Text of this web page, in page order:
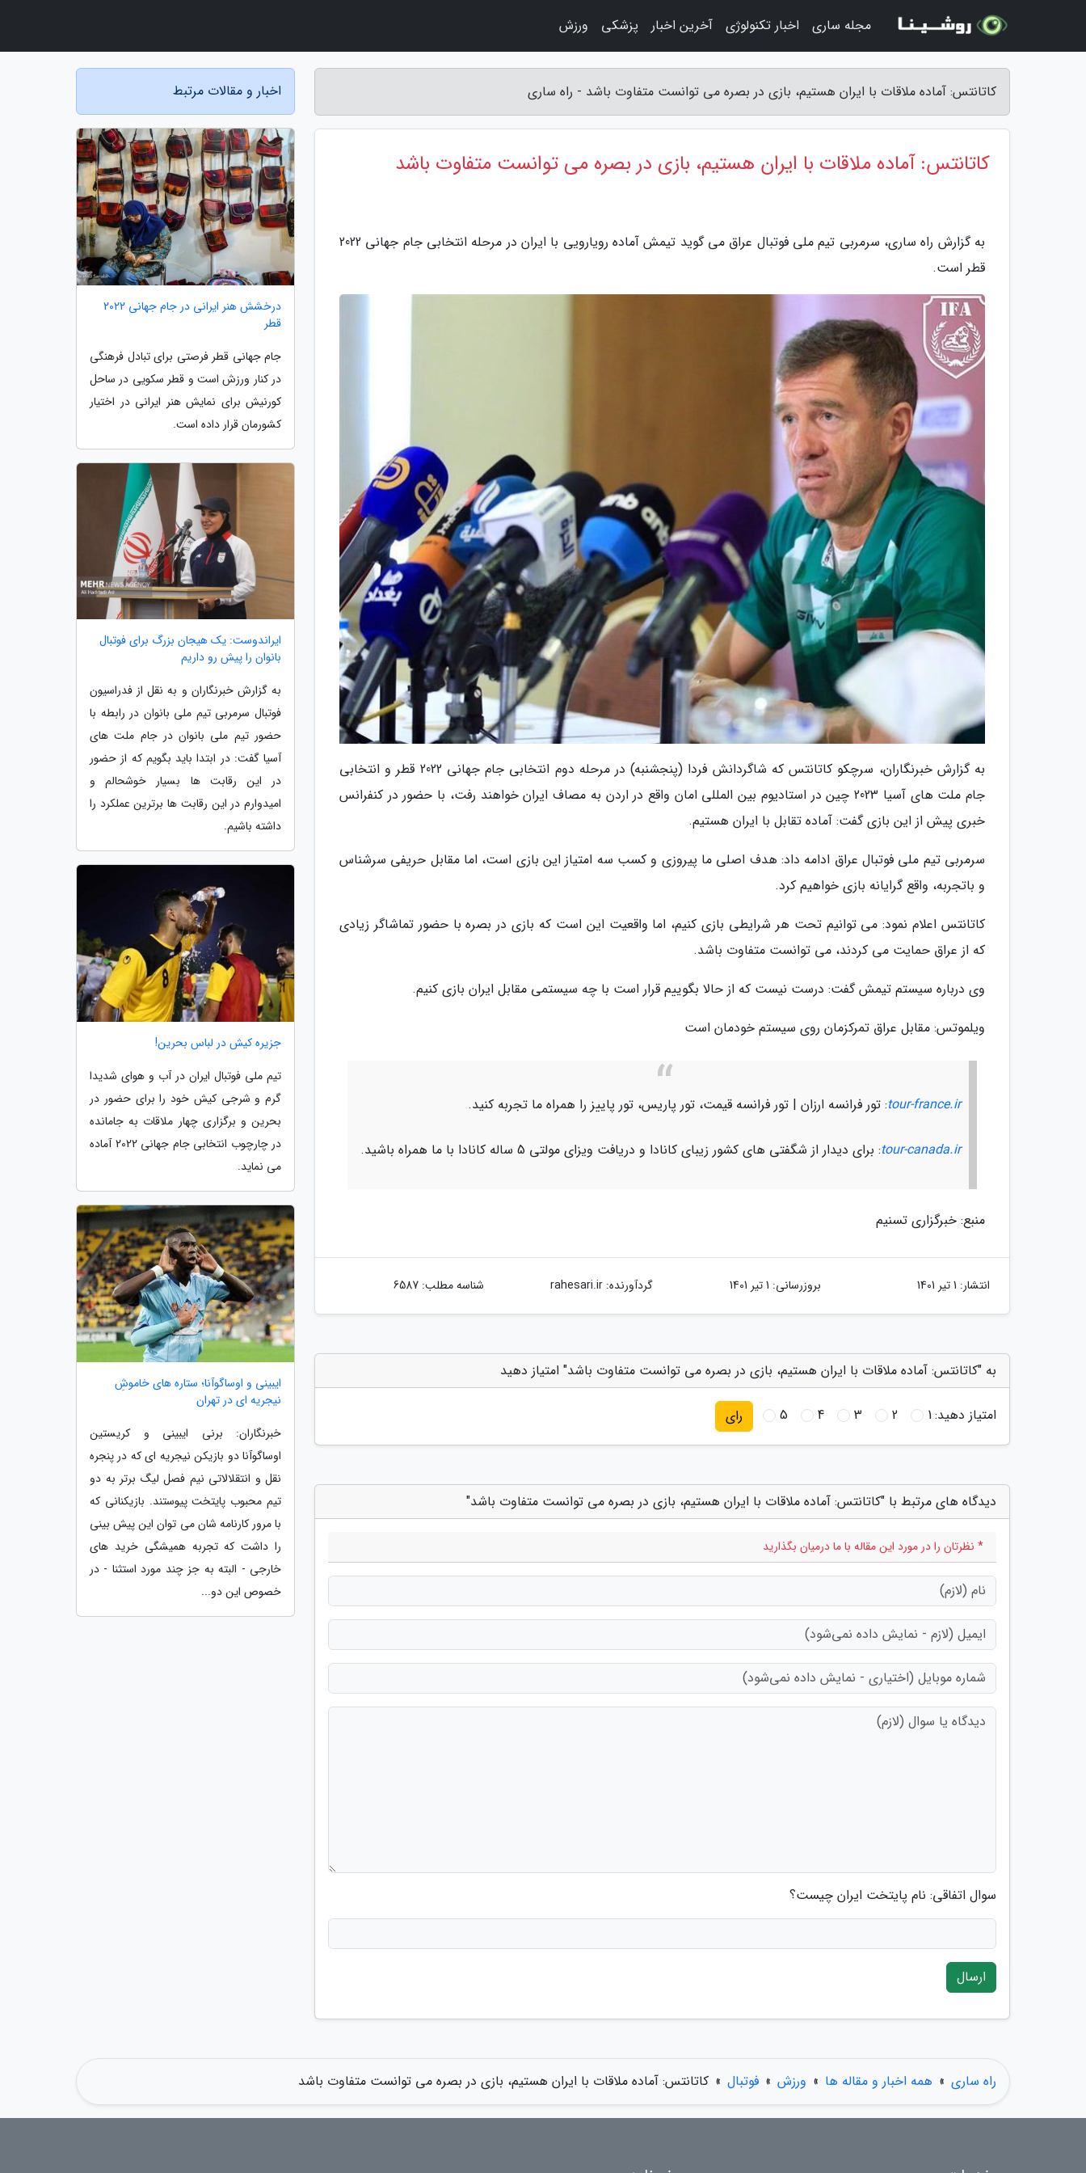
کاتانتس: آماده ملاقات با ایران هستیم، بازی در بصره می توانست متفاوت باشد - راه ساری
کاتانتس: آماده ملاقات با ایران هستیم، بازی در بصره می توانست متفاوت باشد
به گزارش راه ساری، سرمربی تیم ملی فوتبال عراق می گوید تیمش آماده رویارویی با ایران در مرحله انتخابی جام جهانی 2022
قطر است.
به گزارش خبرنگاران، سرچکو کاتانتس که شاگردانش فردا (پنجشنبه) در مرحله دوم انتخابی جام جهانی 2022 قطر و انتخابی
جام ملت های آسیا 2023 چین در استادیوم بین المللی امان واقع در اردن به مصاف ایران خواهند رفت، با حضور در کنفرانس
خبری پیش از این بازی گفت: آماده تقابل با ایران هستیم.
سرمربی تیم ملی فوتبال عراق ادامه داد: هدف اصلی ما پیروزی و کسب سه امتیاز این بازی است، اما مقابل حریفی سرشناس
و باتجربه، واقع گرایانه بازی خواهیم کرد.
کاتانتس اعلام نمود: می توانیم تحت هر شرایطی بازی کنیم، اما واقعیت این است که بازی در بصره با حضور تماشاگر زیادی
که از عراق حمایت می کردند، می توانست متفاوت باشد.
وی درباره سیستم تیمش گفت: درست نیست که از حالا بگوییم قرار است با چه سیستمی مقابل ایران بازی کنیم.
ویلموتس: مقابل عراق تمرکزمان روی سیستم خودمان است
tour-france.ir: تور فرانسه ارزان | تور فرانسه قیمت، تور پاریس، تور پاییز را همراه ما تجربه کنید.
tour-canada.ir: برای دیدار از شگفتی های کشور زیبای کانادا و دریافت ویزای مولتی 5 ساله کانادا با ما همراه باشید.
منبع: خبرگزاری تسنیم
انتشار: 1 تیر 1401 بروزرسانی: 1 تیر 1401 گردآورنده:rahesari.ir شناسه مطلب: 6587
به "کاتانتس: آماده ملاقات با ایران هستیم، بازی در بصره می توانست متفاوت باشد" امتیاز دهید
امتیاز دهید:1
2
3
4
5 رای
دیدگاه های مرتبط با "کاتانتس: آماده ملاقات با ایران هستیم، بازی در بصره می توانست متفاوت باشد"
* نظرتان را در مورد این مقاله با ما درمیان بگذارید
سوال اتفاقی: نام پایتخت ایران چیست؟
ارسال
اخبار و مقالات مرتبط
درخشش هنر ایرانی در جام جهانی 2022
قطر
جام جهانی قطر فرصتی برای تبادل فرهنگی
در کنار ورزش است و قطر سکویی در ساحل
کورنیش برای نمایش هنر ایرانی در اختیار
کشورمان قرار داده است.
ایراندوست: یک هیجان بزرگ برای فوتبال
بانوان را پیش رو داریم
به گزارش خبرنگاران و به نقل از فدراسیون
فوتبال سرمربی تیم ملی بانوان در رابطه با
حضور تیم ملی بانوان در جام ملت های
آسیا گفت: در ابتدا باید بگویم که از حضور
در این رقابت ها بسیار خوشحالم و
امیدوارم در این رقابت ها برترین عملکرد را
داشته باشیم.
جزیره کیش در لباس بحرین!
تیم ملی فوتبال ایران در آب و هوای شدیدا
گرم و شرجی کیش خود را برای حضور در
بحرین و برگزاری چهار ملاقات به جامانده
در چارچوب انتخابی جام جهانی 2022 آماده
می نماید.
ایبینی و اوساگوآنا؛ ستاره های خاموشِ
نیجریه ای در تهران
خبرنگاران: برنی ایبینی و کریستین
اوساگوآنا دو بازیکن نیجریه ای که در پنجره
نقل و انتقلالاتی نیم فصل لیگ برتر به دو
تیم محبوب پایتخت پیوستند. بازیکنانی که
با مرور کارنامه شان می توان این پیش بینی
را داشت که تجربه همیشگی خرید های
خارجی - البته به جز چند مورد استثنا - در
خصوص این دو...
راه ساری » همه اخبار و مقاله ها » ورزش » فوتبال » کاتانتس: آماده ملاقات با ایران هستیم، بازی در بصره می توانست متفاوت باشد
مجله ساری اخبار تکنولوژی آخرین اخبار پزشکی ورزش